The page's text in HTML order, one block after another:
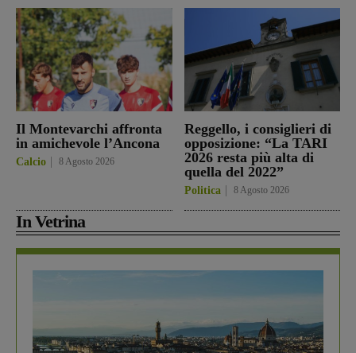
Il Montevarchi affronta
in amichevole l’Ancona
Calcio 8 Agosto 2026
Reggello, i consiglieri di
opposizione: “La TARI
2026 resta più alta di
quella del 2022”
Politica 8 Agosto 2026
In Vetrina